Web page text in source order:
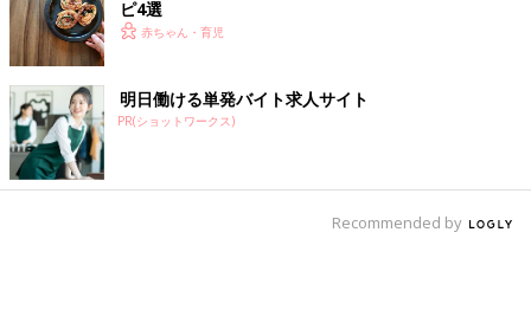
ピ4選
赤ちゃん・育児
明日働ける単発バイト求人サイト
PR(ショットワークス)
Recommended by